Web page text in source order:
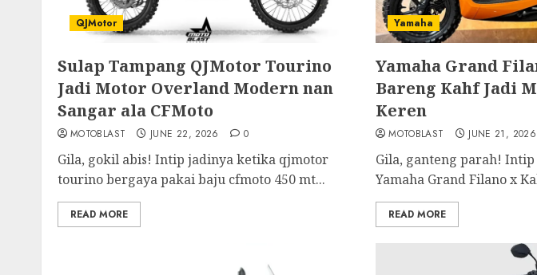
QJMotor
Sulap Tampang QJMotor Tourino
Jadi Motor Overland Modern nan
Sangar ala CFMoto
MOTOBLAST JUNE 22, 2026 0
Gila, gokil abis! Intip jadinya ketika qjmotor
tourino bergaya pakai baju cfmoto 450 mt...
READ MORE
Yamaha
Yamaha Grand
Bareng Kahf Jadi
Keren
MOTOBLAST JUNE 21, 2026
Gila, ganteng parah!
Yamaha Grand Filano x
READ MORE